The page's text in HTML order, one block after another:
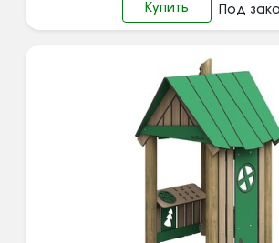
Купить Под